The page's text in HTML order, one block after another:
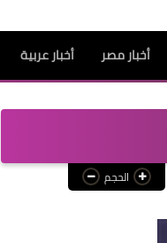
أخبار مصر أخبار عربية
الحجم